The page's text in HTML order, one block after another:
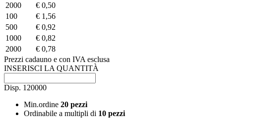
2000
€ 0,50
100
€ 1,56
500
€ 0,92
1000
€ 0,82
2000
€ 0,78
Prezzi cadauno e con IVA esclusa
INSERISCI LA QUANTITÀ
Disp. 120000
Min.ordine 20 pezzi
Ordinabile a multipli di 10 pezzi